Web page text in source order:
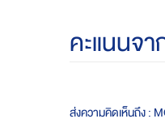
คะแนนจ
ส่งความคิดเห็นถึง :